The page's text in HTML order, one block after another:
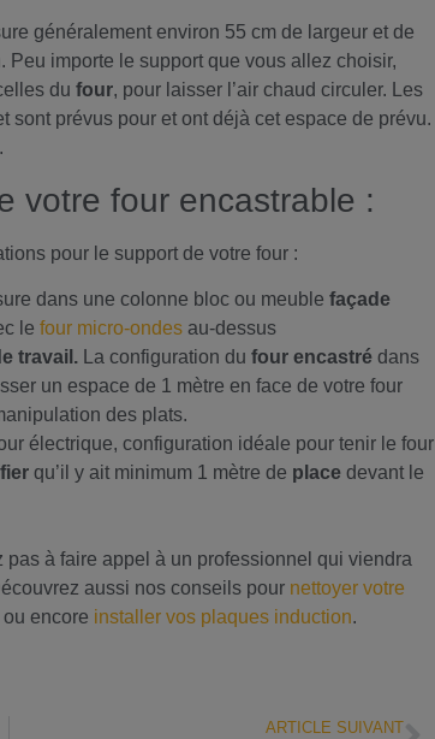
généralement environ 55 cm de largeur et de
Peu importe le support que vous allez choisir,
du four, pour laisser l’air chaud circuler. Les
sont prévus pour et ont déjà cet espace de prévu.
votre four encastrable :
pour le support de votre four :
dans une colonne bloc ou meuble façade
le four micro-ondes au-dessus
travail. La configuration du four encastré dans
un espace de 1 mètre en face de votre four
des plats.
électrique, configuration idéale pour tenir le four
qu’il y ait minimum 1 mètre de place devant le
pas à faire appel à un professionnel qui viendra
aussi nos conseils pour nettoyer votre
ou encore installer vos plaques induction.
ARTICLE SUIVANT